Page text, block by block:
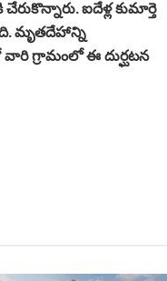
ఐదేళ్ల కుమార్తె
మృతదేహాన్ని
వారి గ్రామంలో ఈ దుర్ఘటన